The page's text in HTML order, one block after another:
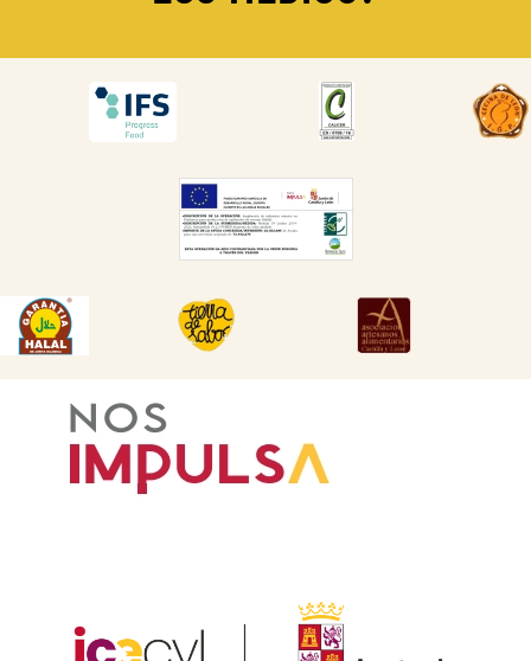
DESCARGAR DESCARGAR
DESCARGAR
DESCARGAR DESCARGAR